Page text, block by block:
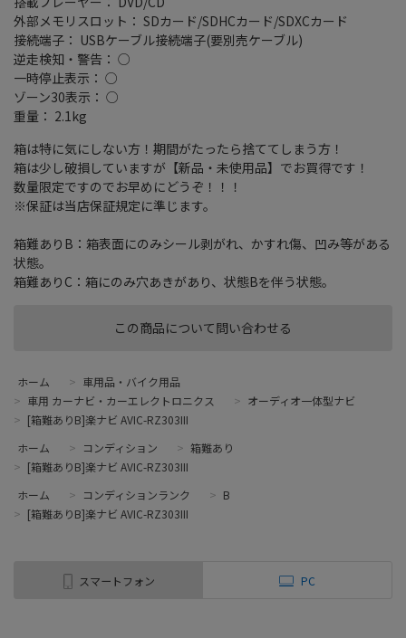
この商品について問い合わせる
外部メモリスロット： SDカード/SDHCカード/SDXCカード
接続端子： USBケーブル接続端子(要別売ケーブル)
逆走検知・警告： ○
一時停止表示： ○
ゾーン30表示： ○
重量： 2.1kg
箱は特に気にしない方！期間がたったら捨ててしまう方！
箱は少し破損していますが【新品・未使用品】でお買得です！
数量限定ですのでお早めにどうぞ！！！
※保証は当店保証規定に準じます。
箱難ありB：箱表面にのみシール剥がれ、かすれ傷、凹み等がある
状態。
箱難ありC：箱にのみ穴あきがあり、状態Bを伴う状態。
ホーム > 車用品・バイク用品
> 車用 カーナビ・カーエレクトロニクス > オーディオ一体型ナビ
> [箱難ありB]楽ナビ AVIC-RZ303III
ホーム
> コンディション > 箱難あり
> [箱難ありB]楽ナビ AVIC-RZ303III
ホーム
> コンディションランク > B
> [箱難ありB]楽ナビ AVIC-RZ303III
スマートフォン PC